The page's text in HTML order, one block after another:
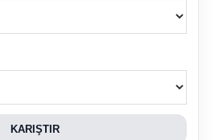
KARIŞTIR